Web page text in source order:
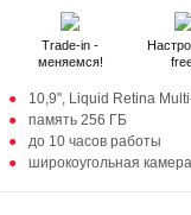
Trade-in -
меняемся!
10,9", Liquid Retina
память 256 ГБ
до 10 часов работы
широкоугольная